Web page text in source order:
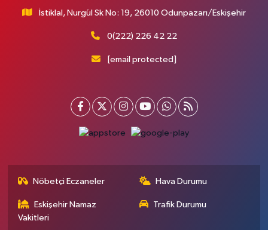
İstiklal, Nurgül Sk No: 19, 26010 Odunpazarı/Eskişehir
0(222) 226 42 22
[email protected]
Nöbetçi Eczaneler Hava Durumu
Eskişehir Namaz
Vakitleri
Trafik Durumu